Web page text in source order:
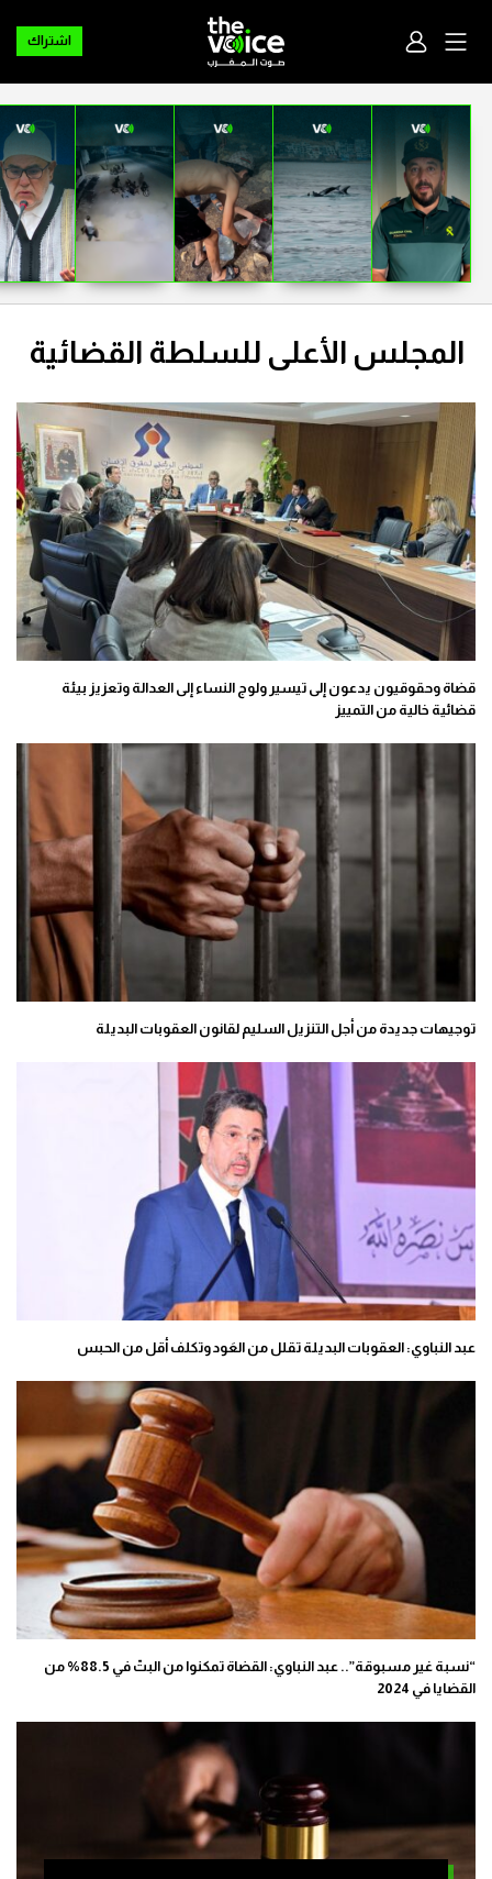
اشتراك
المجلس الأعلى للسلطة القضائية
قضاة وحقوقيون يدعون إلى تيسير ولوج النساء إلى العدالة وتعزيز بيئة
قضائية خالية من التمييز
توجيهات جديدة من أجل التنزيل السليم لقانون العقوبات البديلة
عبد النباوي: العقوبات البديلة تقلل من العَود وتكلف أقل من الحبس
“نسبة غير مسبوقة”.. عبد النباوي: القضاة تمكنوا من البتّ في 88.5% من
القضايا في 2024